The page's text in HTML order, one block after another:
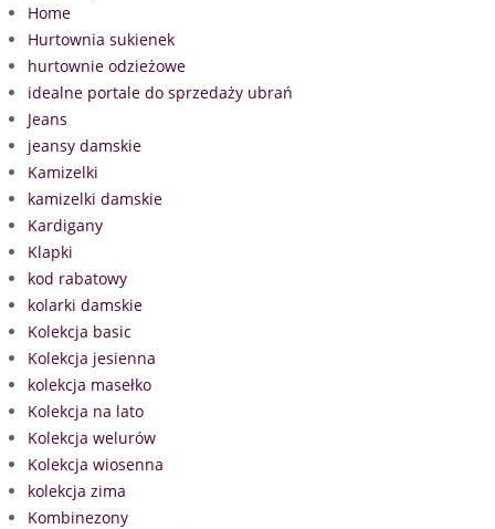
Home
Hurtownia sukienek
hurtownie odzieżowe
idealne portale do sprzedaży ubrań
Jeans
jeansy damskie
Kamizelki
kamizelki damskie
Kardigany
Klapki
kod rabatowy
kolarki damskie
Kolekcja basic
Kolekcja jesienna
kolekcja masełko
Kolekcja na lato
Kolekcja welurów
Kolekcja wiosenna
kolekcja zima
Kombinezony